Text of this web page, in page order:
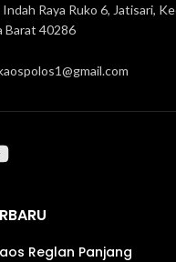
Indah Raya Ruko 6, Jatisari,
Barat 40286
Reglan Panjang